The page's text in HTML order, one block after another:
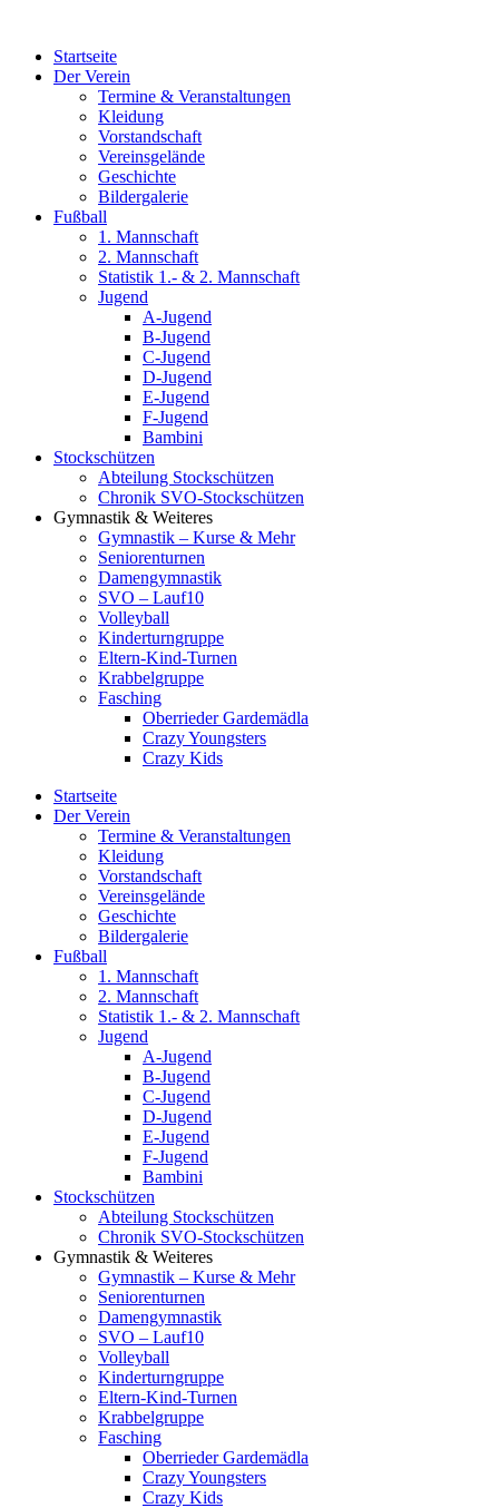
wechselnStartseite
Der Verein
Termine & Veranstaltungen
Kleidung
Vorstandschaft
Vereinsgelände
Geschichte
Bildergalerie
Fußball
1. Mannschaft
2. Mannschaft
Statistik 1.- & 2. Mannschaft
Jugend
A-Jugend
B-Jugend
C-Jugend
D-Jugend
E-Jugend
F-Jugend
Bambini
Stockschützen
Abteilung Stockschützen
Chronik SVO-Stockschützen
Gymnastik & Weiteres
Gymnastik – Kurse & Mehr
Seniorenturnen
Damengymnastik
SVO – Lauf10
Volleyball
Kinderturngruppe
Eltern-Kind-Turnen
Krabbelgruppe
Fasching
Oberrieder Gardemädla
Crazy Youngsters
Crazy Kids
Startseite
Der Verein
Termine & Veranstaltungen
Kleidung
Vorstandschaft
Vereinsgelände
Geschichte
Bildergalerie
Fußball
1. Mannschaft
2. Mannschaft
Statistik 1.- & 2. Mannschaft
Jugend
A-Jugend
B-Jugend
C-Jugend
D-Jugend
E-Jugend
F-Jugend
Bambini
Stockschützen
Abteilung Stockschützen
Chronik SVO-Stockschützen
Gymnastik & Weiteres
Gymnastik – Kurse & Mehr
Seniorenturnen
Damengymnastik
SVO – Lauf10
Volleyball
Kinderturngruppe
Eltern-Kind-Turnen
Krabbelgruppe
Fasching
Oberrieder Gardemädla
Crazy Youngsters
Crazy Kids